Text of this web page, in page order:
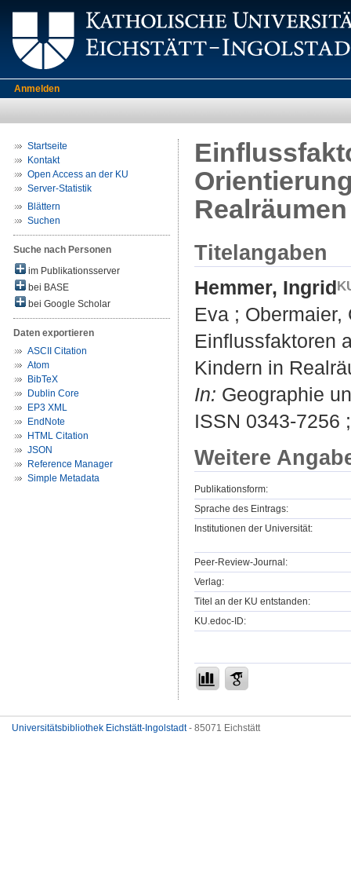
Anmelden
Startseite
Kontakt
Open Access an der KU
Server-Statistik
Blättern
Suchen
Suche nach Personen
im Publikationsserver
bei BASE
bei Google Scholar
Daten exportieren
ASCII Citation
Atom
BibTeX
Dublin Core
EP3 XML
EndNote
HTML Citation
JSON
Reference Manager
Simple Metadata
Realräumen
Titelangaben
Hemmer, Ingrid
Eva ; Obermaier,
Einflussfaktoren
Kindern in
In: Geographie
ISSN 0343-7256
Weitere
Publikationsform:
Sprache des Eintrags:
Institutionen der Universität:
Peer-Review-Journal:
Verlag:
Titel an der KU entstanden:
KU.edoc-ID:
Universitätsbibliothek Eichstätt-Ingolstadt- 85071 Eichstätt